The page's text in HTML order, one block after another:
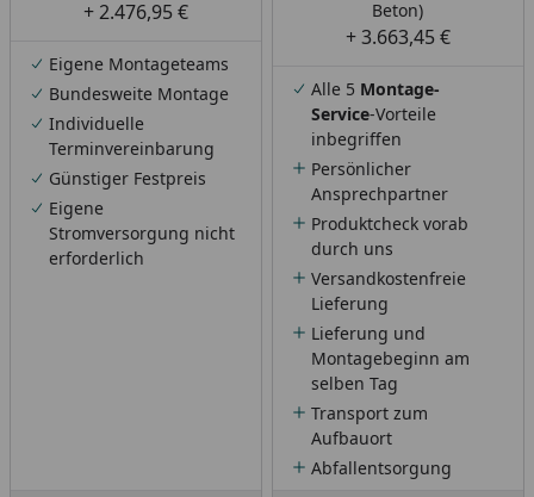
+ 2.476,95 €
Eigene Montageteams
Bundesweite Montage
Individuelle
Terminvereinbarung
Günstiger Festpreis
Eigene
Stromversorgung nicht
erforderlich
Beton)
+ 3.663,45 €
Alle 5 Montage-
Service-Vorteile
inbegriffen
Persönlicher
Ansprechpartner
Produktcheck vorab
durch uns
Versandkostenfreie
Lieferung
Lieferung und
Montagebeginn am
selben Tag
Transport zum
Aufbauort
Abfallentsorgung